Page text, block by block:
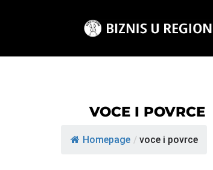
VOCE I POVRCE
Homepage / voce i povrce